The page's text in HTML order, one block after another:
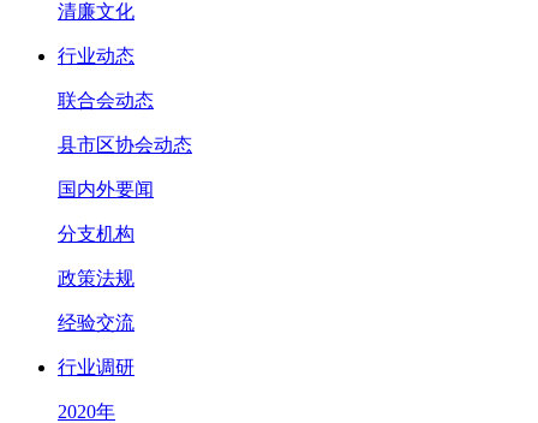
清廉文化
行业动态
联合会动态
县市区协会动态
国内外要闻
分支机构
政策法规
经验交流
行业调研
2020年